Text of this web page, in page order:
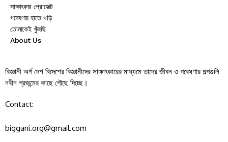
সাক্ষাৎকার প্রোজেক্ট
গবেষণায় হাতে খড়ি
তোমাকেই খুঁজছি
About Us
বিজ্ঞানী অর্গ দেশ বিদেশের বিজ্ঞানীদের সাক্ষাৎকারের মাধ্যমে তাদের জীবন ও গবেষণার গল্পগুলি
নবীন প্রজন্মের কাছে পৌছে দিচ্ছে।
Contact:
biggani.org@gmail.com